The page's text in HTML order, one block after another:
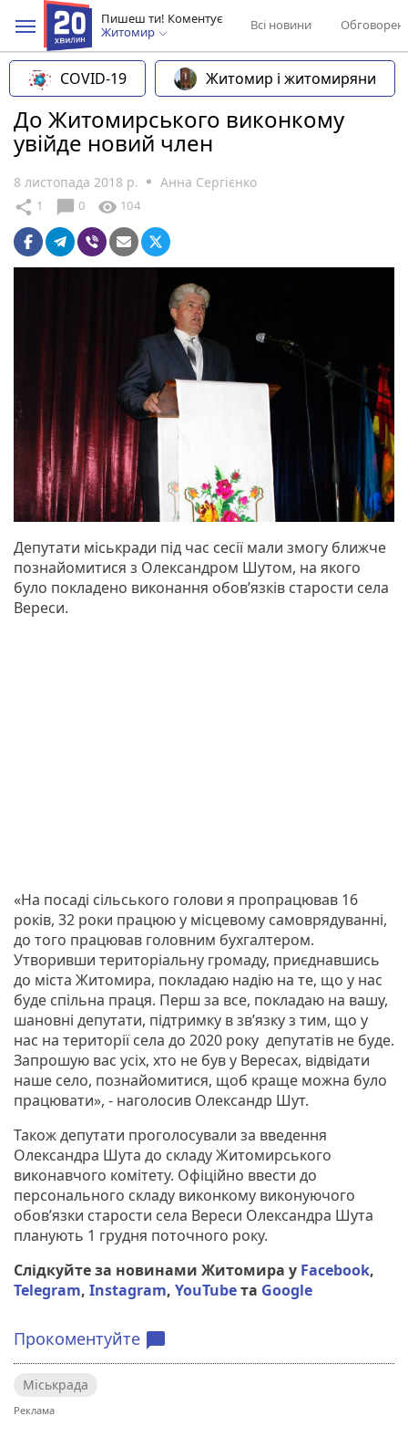
Пишеш ти! Коментує
Житомир
Всі новини
COVID-19 Житомир і житомиряни
До Житомирського виконкому
увійде новий член
8 листопада 2018 р. Анна Сергієнко
share 1 chat_bubble 0 visibility 104
Депутати міськради під час сесії мали змогу ближче
познайомитися з Олександром Шутом, на якого
було покладено виконання обов’язків старости села
Вереси.
«На посаді сільського голови я пропрацював 16
років, 32 роки працюю у місцевому самоврядуванні,
до того працював головним бухгалтером.
Утворивши територіальну громаду, приєднавшись
до міста Житомира, покладаю надію на те, що у нас
буде спільна праця. Перш за все, покладаю на вашу,
шановні депутати, підтримку в зв’язку з тим, що у
нас на території села до 2020 року депутатів не буде.
Запрошую вас усіх, хто не був у Вересах, відвідати
наше село, познайомитися, щоб краще можна було
працювати», - наголосив Олександр Шут.
Також депутати проголосували за введення
Олександра Шута до складу Житомирського
виконавчого комітету. Офіційно ввести до
персонального складу виконкому виконуючого
обов’язки старости села Вереси Олександра Шута
планують 1 грудня поточного року.
Слідкуйте за новинами Житомира у Facebook,
Telegram, Instagram, YouTubeта Google
Прокоментуйте chat_bubble
Міськрада